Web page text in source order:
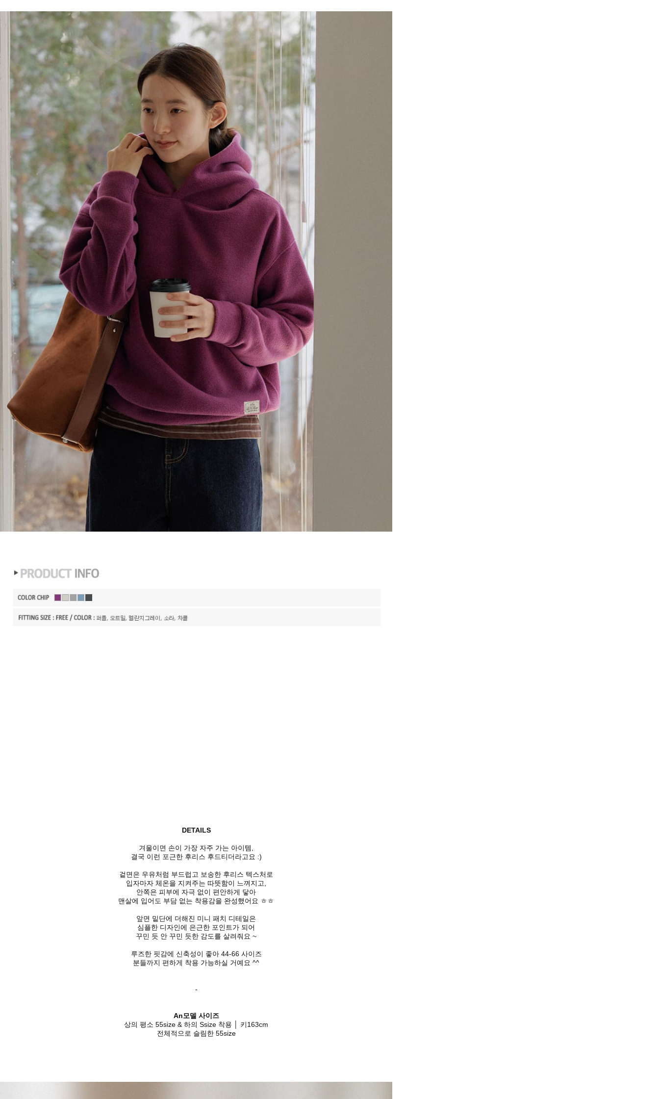
DETAILS
겨울이면 손이 가장 자주 가는 아이템,
결국 이런 포근한 후리스 후드티더라고요 :)
겉면은 우유처럼 부드럽고 보송한 후리스 텍스처로
입자마자 체온을 지켜주는 따뜻함이 느껴지고,
안쪽은 피부에 자극 없이 편안하게 닿아
맨살에 입어도 부담 없는 착용감을 완성했어요 ㅎㅎ
앞면 밑단에 더해진 미니 패치 디테일은
심플한 디자인에 은근한 포인트가 되어
꾸민 듯 안 꾸민 듯한 감도를 살려줘요 ~
루즈한 핏감에 신축성이 좋아 44-66 사이즈
분들까지 편하게 착용 가능하실 거예요 ^^
-
An모델 사이즈
상의 평소 55size & 하의 Ssize 착용 │ 키163cm
전체적으로 슬림한 55size